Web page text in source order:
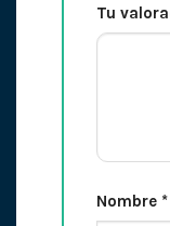
Tu
Nombre *